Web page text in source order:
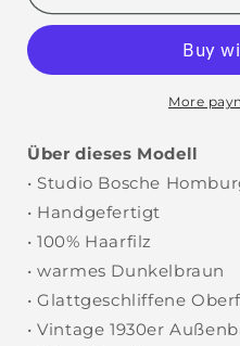
More
Über dieses Modell
• Studio Bosche
• Handgefertigt
• 100% Haarfilz
• warmes Dunkelbraun
• Glattgeschliffene
• Vintage 1930er